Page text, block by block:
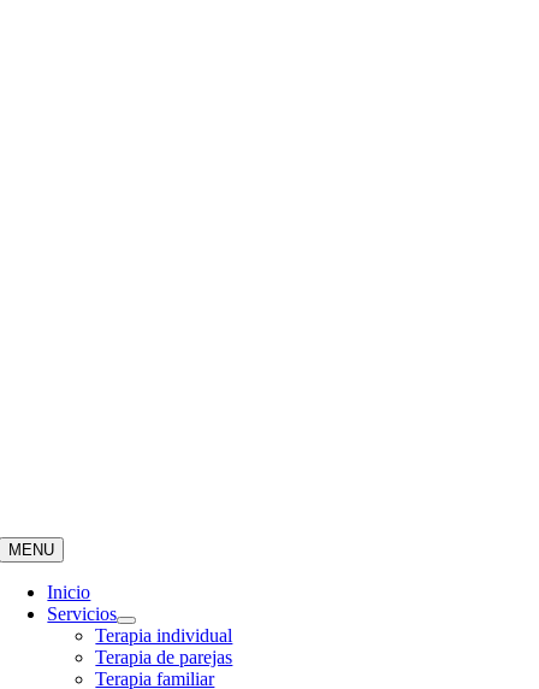
MENU
Inicio
Servicios
Terapia individual
Terapia de parejas
Terapia familiar